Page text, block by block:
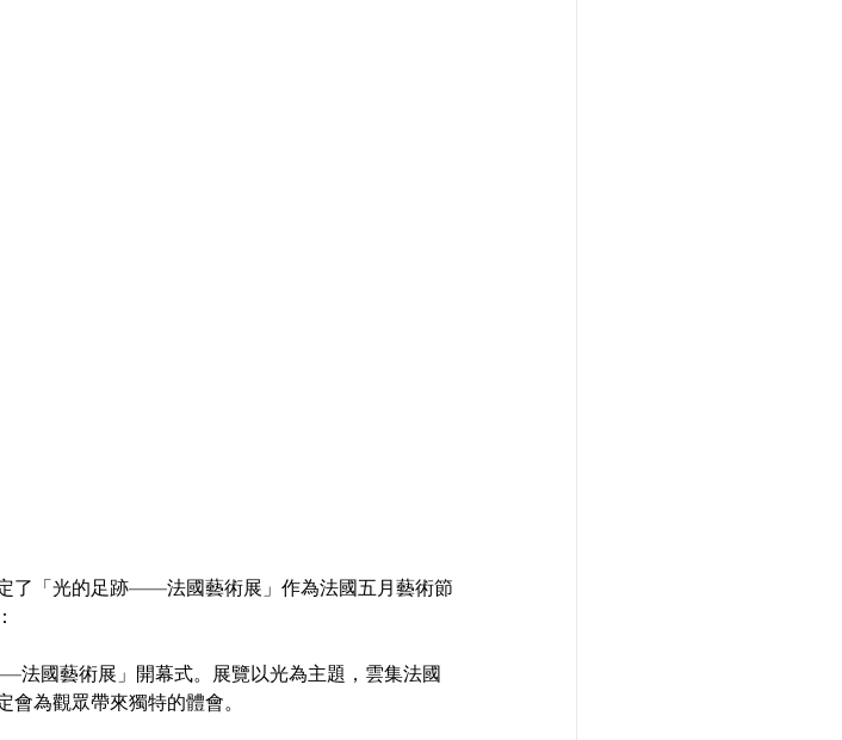
了「光的足跡——法國藝術展」作為法國五月藝術節
法國藝術展」開幕式。展覽以光為主題，雲集法國
為觀眾帶來獨特的體會。